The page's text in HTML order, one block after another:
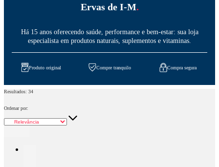
Ervas de I-M.
Há 15 anos oferecendo saúde, performance e bem-estar: sua loja
especialista em produtos naturais, suplementos e vitaminas.
Produto original Compre tranquilo Compra segura
Resultados: 34
Ordenar por: